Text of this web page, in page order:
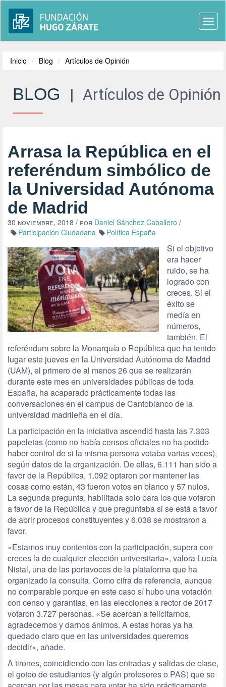
Inicio Blog Artículos de Opinión
BLOG | Artículos de Opinión
Arrasa la República en el
referéndum simbólico de
la Universidad Autónoma
de Madrid
30 noviembre, 2018 / por Daniel Sánchez Caballero /
Participación Ciudadana
Política España
Si el objetivo
era hacer
ruido, se ha
logrado con
creces. Si el
éxito se
medía en
números,
también. El
referéndum sobre la Monarquía o República que ha tenido
lugar este jueves en la Universidad Autónoma de Madrid
(UAM), el primero de al menos 26 que se realizarán
durante este mes en universidades públicas de toda
España, ha acaparado prácticamente todas las
conversaciones en el campus de Cantoblanco de la
universidad madrileña en el día.
La participación en la iniciativa ascendió hasta las 7.303
papeletas (como no había censos oficiales no ha podido
haber control de si la misma persona votaba varias veces),
según datos de la organización. De ellas, 6.111 han sido a
favor de la República, 1.092 optaron por mantener las
cosas como están, 43 fueron votos en blanco y 57 nulos.
La segunda pregunta, habilitada solo para los que votaron
a favor de la República y que preguntaba si se está a favor
de abrir procesos constituyentes y 6.038 se mostraron a
favor.
«Estamos muy contentos con la participación, supera con
creces la de cualquier elección universitaria», valora Lucía
Nistal, una de las portavoces de la plataforma que ha
organizado la consulta. Como cifra de referencia, aunque
no comparable porque en este caso sí hubo una votación
con censo y garantías, en las elecciones a rector de 2017
votaron 3.727 personas. «Se acercan a felicitarnos,
agradecernos y darnos ánimos. A estas horas ya ha
quedado claro que en las universidades queremos
decidir», añade.
A tirones, coincidiendo con las entradas y salidas de clase,
el goteo de estudiantes (y algún profesores o PAS) que se